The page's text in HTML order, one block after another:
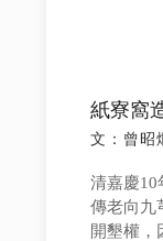
紙寮窩
文：曾昭
清嘉慶10
傳老向九
開墾權，